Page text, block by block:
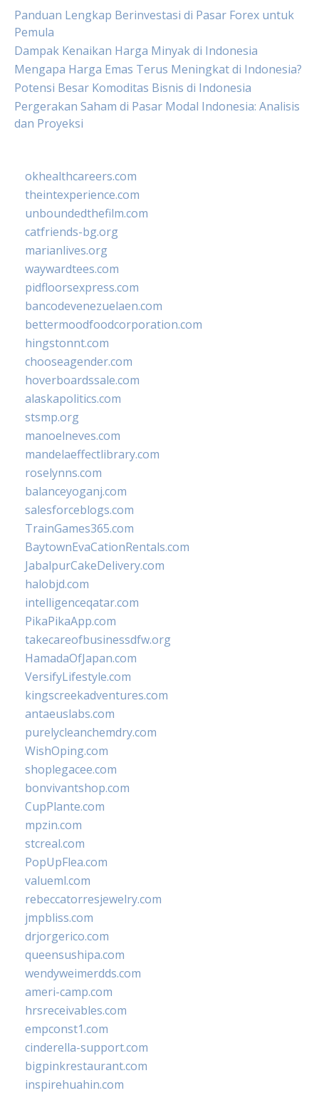
Panduan Lengkap Berinvestasi di Pasar Forex untuk
Pemula
Dampak Kenaikan Harga Minyak di Indonesia
Mengapa Harga Emas Terus Meningkat di Indonesia?
Potensi Besar Komoditas Bisnis di Indonesia
Pergerakan Saham di Pasar Modal Indonesia: Analisis
dan Proyeksi
okhealthcareers.com
theintexperience.com
unboundedthefilm.com
catfriends-bg.org
marianlives.org
waywardtees.com
pidfloorsexpress.com
bancodevenezuelaen.com
bettermoodfoodcorporation.com
hingstonnt.com
chooseagender.com
hoverboardssale.com
alaskapolitics.com
stsmp.org
manoelneves.com
mandelaeffectlibrary.com
roselynns.com
balanceyoganj.com
salesforceblogs.com
TrainGames365.com
BaytownEvaCationRentals.com
JabalpurCakeDelivery.com
halobjd.com
intelligenceqatar.com
PikaPikaApp.com
takecareofbusinessdfw.org
HamadaOfJapan.com
VersifyLifestyle.com
kingscreekadventures.com
antaeuslabs.com
purelycleanchemdry.com
WishOping.com
shoplegacee.com
bonvivantshop.com
CupPlante.com
mpzin.com
stcreal.com
PopUpFlea.com
valueml.com
rebeccatorresjewelry.com
jmpbliss.com
drjorgerico.com
queensushipa.com
wendyweimerdds.com
ameri-camp.com
hrsreceivables.com
empconst1.com
cinderella-support.com
bigpinkrestaurant.com
inspirehuahin.com